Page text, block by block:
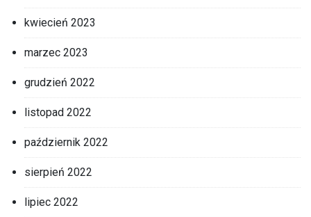
kwiecień 2023
marzec 2023
grudzień 2022
listopad 2022
październik 2022
sierpień 2022
lipiec 2022